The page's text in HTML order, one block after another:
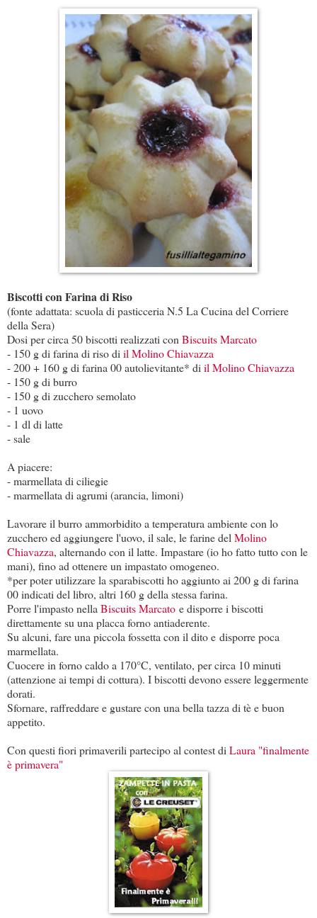
Biscotti con Farina di Riso
(fonte adattata: scuola di pasticceria N.5 La Cucina del Corriere
della Sera)
Dosi per circa 50 biscotti realizzati con Biscuits Marcato
- 150 g di farina di riso di il Molino Chiavazza
- 200 + 160 g di farina 00 autolievitante* di il Molino Chiavazza
- 150 g di burro
- 150 g di zucchero semolato
- 1 uovo
- 1 dl di latte
- sale
A piacere:
- marmellata di ciliegie
- marmellata di agrumi (arancia, limoni)
Lavorare il burro ammorbidito a temperatura ambiente con lo
zucchero ed aggiungere l'uovo, il sale, le farine del Molino
Chiavazza, alternando con il latte. Impastare (io ho fatto tutto con le
mani), fino ad ottenere un impastato omogeneo.
*per poter utilizzare la sparabiscotti ho aggiunto ai 200 g di farina
00 indicati del libro, altri 160 g della stessa farina.
Porre l'impasto nella Biscuits Marcato e disporre i biscotti
direttamente su una placca forno antiaderente.
Su alcuni, fare una piccola fossetta con il dito e disporre poca
marmellata.
Cuocere in forno caldo a 170°C, ventilato, per circa 10 minuti
(attenzione ai tempi di cottura). I biscotti devono essere leggermente
dorati.
Sfornare, raffreddare e gustare con una bella tazza di tè e buon
appetito.
Con questi fiori primaverili partecipo al contest di Laura "finalmente
è primavera"